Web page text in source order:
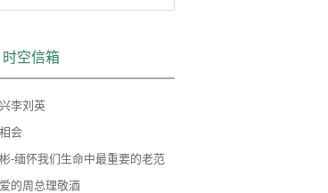
时空信箱
李刘英
会
-缅怀我们生命中最重要的老范
的周总理敬酒